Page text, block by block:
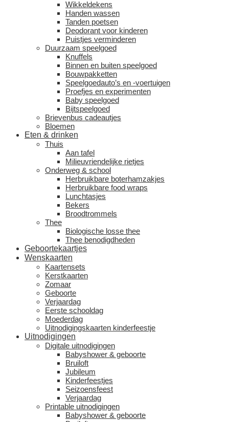
Wikkeldekens
Handen wassen
Tanden poetsen
Deodorant voor kinderen
Puistjes verminderen
Duurzaam speelgoed
Knuffels
Binnen en buiten speelgoed
Bouwpakketten
Speelgoedauto’s en -voertuigen
Proefjes en experimenten
Baby speelgoed
Bijtspeelgoed
Brievenbus cadeautjes
Bloemen
Eten & drinken
Thuis
Aan tafel
Milieuvriendelijke rietjes
Onderweg & school
Herbruikbare boterhamzakjes
Herbruikbare food wraps
Lunchtasjes
Bekers
Broodtrommels
Thee
Biologische losse thee
Thee benodigdheden
Geboortekaartjes
Wenskaarten
Kaartensets
Kerstkaarten
Zomaar
Geboorte
Verjaardag
Eerste schooldag
Moederdag
Uitnodigingskaarten kinderfeestje
Uitnodigingen
Digitale uitnodigingen
Babyshower & geboorte
Bruiloft
Jubileum
Kinderfeestjes
Seizoensfeest
Verjaardag
Printable uitnodigingen
Babyshower & geboorte